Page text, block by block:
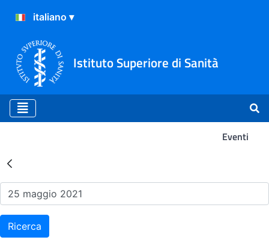
Istituto Superiore di Sanità
Eventi
Risultati della Ricerca -
Ricerca